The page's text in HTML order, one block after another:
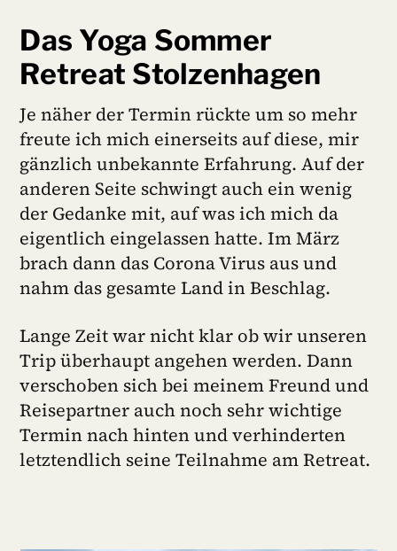
Das Yoga Sommer
Retreat Stolzenhagen
Je näher der Termin rückte um so mehr
freute ich mich einerseits auf diese, mir
gänzlich unbekannte Erfahrung. Auf der
anderen Seite schwingt auch ein wenig
der Gedanke mit, auf was ich mich da
eigentlich eingelassen hatte. Im März
brach dann das Corona Virus aus und
nahm das gesamte Land in Beschlag.
Lange Zeit war nicht klar ob wir unseren
Trip überhaupt angehen werden. Dann
verschoben sich bei meinem Freund und
Reisepartner auch noch sehr wichtige
Termin nach hinten und verhinderten
letztendlich seine Teilnahme am Retreat.